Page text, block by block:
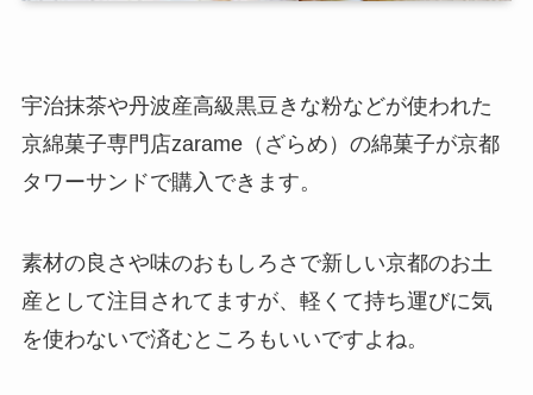
宇治抹茶や丹波産高級黒豆きな粉などが使われた
京綿菓子専門店zarame（ざらめ）の綿菓子が京都
タワーサンドで購入できます。
素材の良さや味のおもしろさで新しい京都のお土
産として注目されてますが、軽くて持ち運びに気
を使わないで済むところもいいですよね。